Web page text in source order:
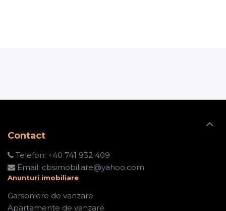
Contact
Telefon: +40 741 932 409
Email: cbsimobiliare@yahoo.com
Anunturi imobiliare
Garsoniere de vanzare
Apartamente de vanzare